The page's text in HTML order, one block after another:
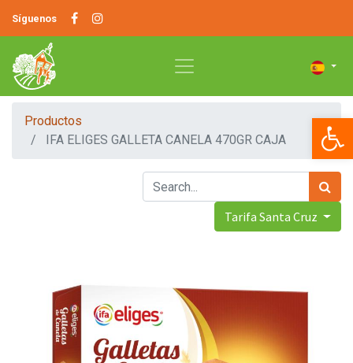
Síguenos
Productos
IFA ELIGES GALLETA CANELA 470GR CAJA
Tarifa Santa Cruz